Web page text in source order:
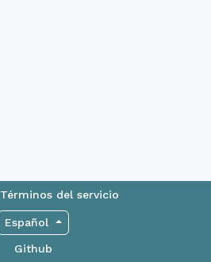
Términos del servicio
Español
Github